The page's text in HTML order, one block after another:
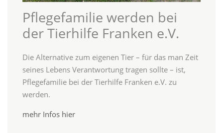
Pflegefamilie werden bei
der Tierhilfe Franken e.V.
Die Alternative zum eigenen Tier – für das man Zeit
seines Lebens Verantwortung tragen sollte – ist,
Pflegefamilie bei der Tierhilfe Franken e.V. zu
werden.
mehr Infos hier